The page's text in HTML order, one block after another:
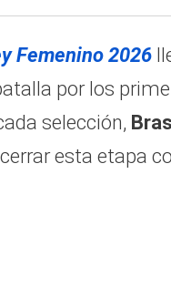
Femenino 2026
por los
selección,
esta etapa